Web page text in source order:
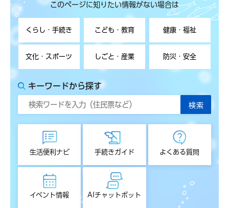
このページに知りたい情報がない場合は
くらし・手続き こども・教育 健康・福祉
文化・スポーツ しごと・産業 防災・安全
キーワードから探す
生活便利ナビ 手続きガイド よくある質問
イベント情報 AIチャットボット